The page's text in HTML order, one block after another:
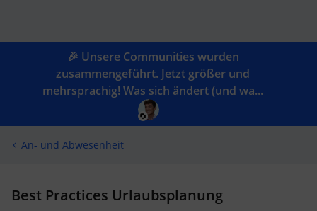
🎉 Unsere Communities wurden
zusammengeführt. Jetzt größer und
mehrsprachig! Was sich ändert (und wa...
An- und Abwesenheit
Best Practices Urlaubsplanung